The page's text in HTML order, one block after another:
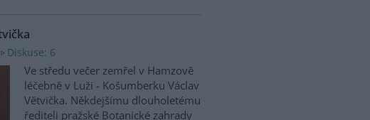
Diskuse: 6
Ve středu večer zemřel v Hamzově
léčebně v Luži - Košumberku Václav
Větvička. Někdejšímu dlouholetému
řediteli pražské Botanické zahrady